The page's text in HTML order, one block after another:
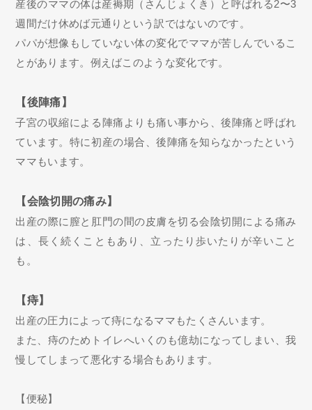
産後のママの体は産褥期（さんじょくき）と呼ばれる2〜3
週間だけ休めば元通りという訳ではないのです。
パパが想像もしていない体の変化でママが苦しんでいるこ
とがあります。例えばこのような変化です。
【後陣痛】
子宮の収縮による陣痛よりも痛い事から、後陣痛と呼ばれ
ています。特に初産の場合、後陣痛を知らなかったという
ママもいます。
【会陰切開の痛み】
出産の際に膣と肛門の間の皮膚を切る会陰切開による痛み
は、長く続くこともあり、立ったり歩いたりが辛いこと
も。
【痔】
出産の圧力によって痔になるママもたくさんいます。
また、痔のためトイレへいくのも億劫になってしまい、我
慢してしまって悪化する場合もあります。
【便秘】